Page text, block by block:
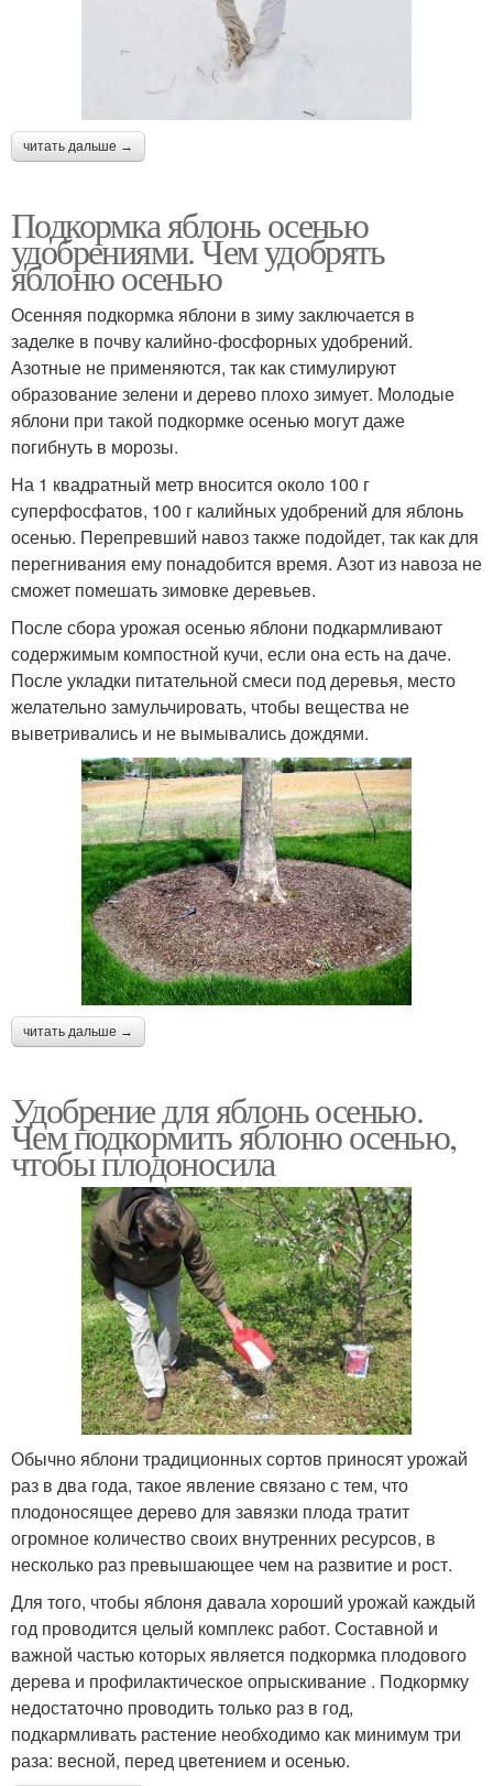
читать дальше →
Подкормка яблонь осенью
удобрениями. Чем удобрять
яблоню осенью
Осенняя подкормка яблони в зиму заключается в
заделке в почву калийно-фосфорных удобрений.
Азотные не применяются, так как стимулируют
образование зелени и дерево плохо зимует. Молодые
яблони при такой подкормке осенью могут даже
погибнуть в морозы.
На 1 квадратный метр вносится около 100 г
суперфосфатов, 100 г калийных удобрений для яблонь
осенью. Перепревший навоз также подойдет, так как для
перегнивания ему понадобится время. Азот из навоза не
сможет помешать зимовке деревьев.
После сбора урожая осенью яблони подкармливают
содержимым компостной кучи, если она есть на даче.
После укладки питательной смеси под деревья, место
желательно замульчировать, чтобы вещества не
выветривались и не вымывались дождями.
читать дальше →
Удобрение для яблонь осенью.
Чем подкормить яблоню осенью,
чтобы плодоносила
Обычно яблони традиционных сортов приносят урожай
раз в два года, такое явление связано с тем, что
плодоносящее дерево для завязки плода тратит
огромное количество своих внутренних ресурсов, в
несколько раз превышающее чем на развитие и рост.
Для того, чтобы яблоня давала хороший урожай каждый
год проводится целый комплекс работ. Составной и
важной частью которых является подкормка плодового
дерева и профилактическое опрыскивание . Подкормку
недостаточно проводить только раз в год,
подкармливать растение необходимо как минимум три
раза: весной, перед цветением и осенью.